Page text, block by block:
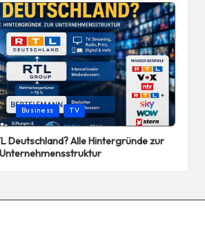
Business TV
Deutschland? Alle Hintergründe zur
Unternehmensstruktur